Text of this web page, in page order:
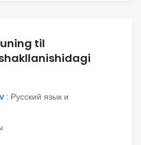
til
: Русский язык и